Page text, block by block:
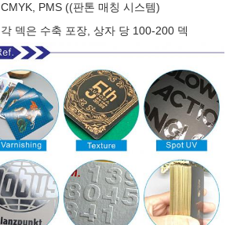
CMYK, PMS ((판톤 매칭 시스템)
각 덱은 수축 포장, 상자 당 100-200 덱